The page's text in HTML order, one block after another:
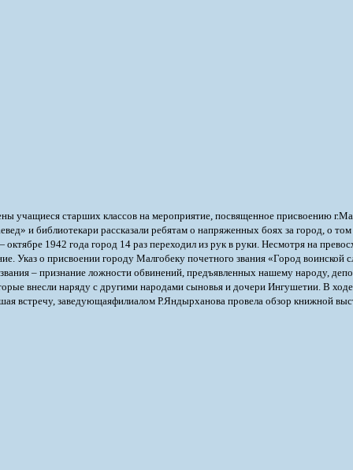
учащиеся старших классов на мероприятие, посвященное присвоению
и библиотекари рассказали ребятам о напряженных боях за город, о том
1942 года город 14 раз переходил из рук в руки. Несмотря на
Указ о присвоении городу Малгобеку почетного звания «Город
– признание ложности обвинений, предъявленных нашему народу,
внесли наряду с другими народами сыновья и дочери Ингушетии. В
встречу, заведующаяфилиалом Р.Яндырханова провела обзор книжной